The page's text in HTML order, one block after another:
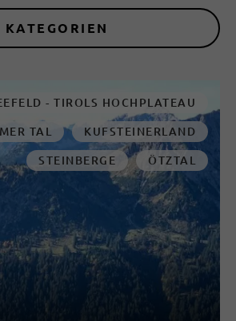
KATEGORIEN
- TIROLS HOCHPLATEAU
TAL
KUFSTEINERLAND
STEINBERGE
ÖTZTAL